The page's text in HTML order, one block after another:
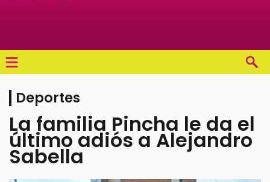
≡
Deportes
La familia Pincha le da el
último adiós a Alejandro
Sabella